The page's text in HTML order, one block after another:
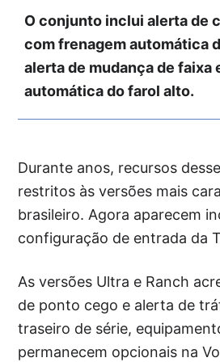
O conjunto inclui alerta de
com frenagem automática
alerta de mudança de faixa
automática do farol alto.
Durante anos, recursos
restritos às versões mais
brasileiro. Agora aparecem
configuração de entrada da
As versões Ultra e Ranch
de ponto cego e alerta de
traseiro de série,
permanecem opcionais na